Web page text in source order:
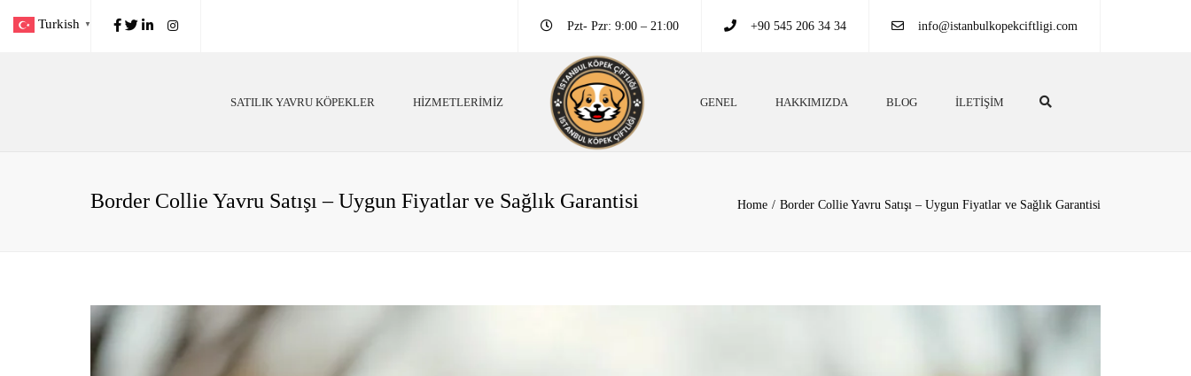
Pzt- Pzr: 9:00 – 21:00 +90 545 206 34 34 info@istanbulkopekciftligi.com
SATILIK YAVRU KÖPEKLER HIZMETLERIMIZ
Irk Danışmanlığı
GENEL HAKKIMIZDA BLOG İLETIŞIM
Border Collie Yavru Satışı – Uygun Fiyatlar ve Sağlık Garantisi Home Border Collie Yavru Satışı – Uygun Fiyatlar ve Sağlık Garantisi
Turkish ▼